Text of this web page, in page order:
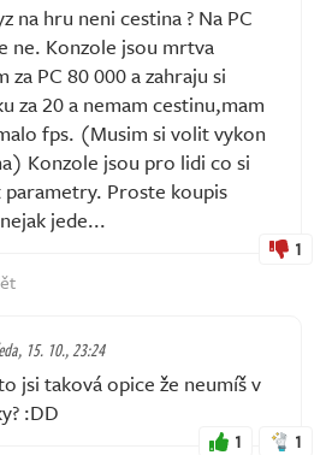
na hru neni cestina ? Na PC
ne. Konzole jsou mrtva
za PC 80 000 a zahraju si
za 20 a nemam cestinu,mam
fps. (Musim si volit vykon
Konzole jsou pro lidi co si
parametry. Proste koupis
jede...
1
15. 10., 23:24
jsi taková opice že neumíš v
:DD
1 1